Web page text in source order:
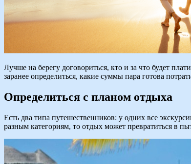
Лучше на берегу договориться, кто и за что будет
заранее определиться, какие суммы пара готова
Определиться с планом отдыха
Есть два типа путешественников: у одних все
разным категориям, то отдых может превратиться в